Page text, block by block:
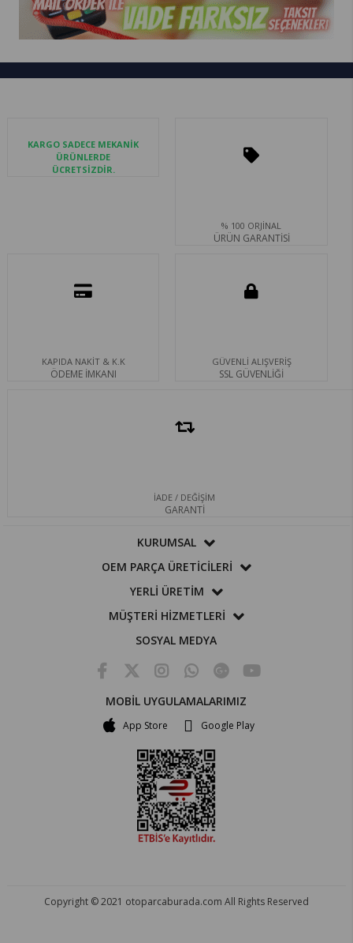
KARGO SADECE MEKANİK
ÜRÜNLERDE
ÜCRETSİZDİR.
% 100 ORJİNAL
ÜRÜN GARANTİSİ
KAPIDA NAKİT & K.K
ÖDEME İMKANI
GÜVENLİ ALIŞVERİŞ
SSL GÜVENLİĞİ
İADE / DEĞİŞİM
GARANTİ
KURUMSAL
OEM PARÇA ÜRETİCİLERİ
YERLİ ÜRETİM
MÜŞTERİ HİZMETLERİ
SOSYAL MEDYA
MOBİL UYGULAMALARIMIZ
App Store Google Play
Copyright © 2021 otoparcaburada.com All Rights Reserved